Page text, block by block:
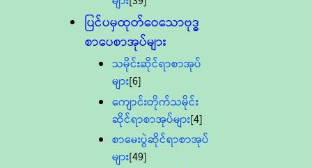
ပြင်ပမှထုတ်ဝေသောဗုဒ္ဓ
စာပေစာအုပ်များ
သမိုင်းဆိုင်ရာစာအုပ်
များ[6]
ကျောင်းတိုက်သမိုင်း
ဆိုင်ရာစာအုပ်များ[4]
စာမေးပွဲဆိုင်ရာစာအုပ်
များ[49]